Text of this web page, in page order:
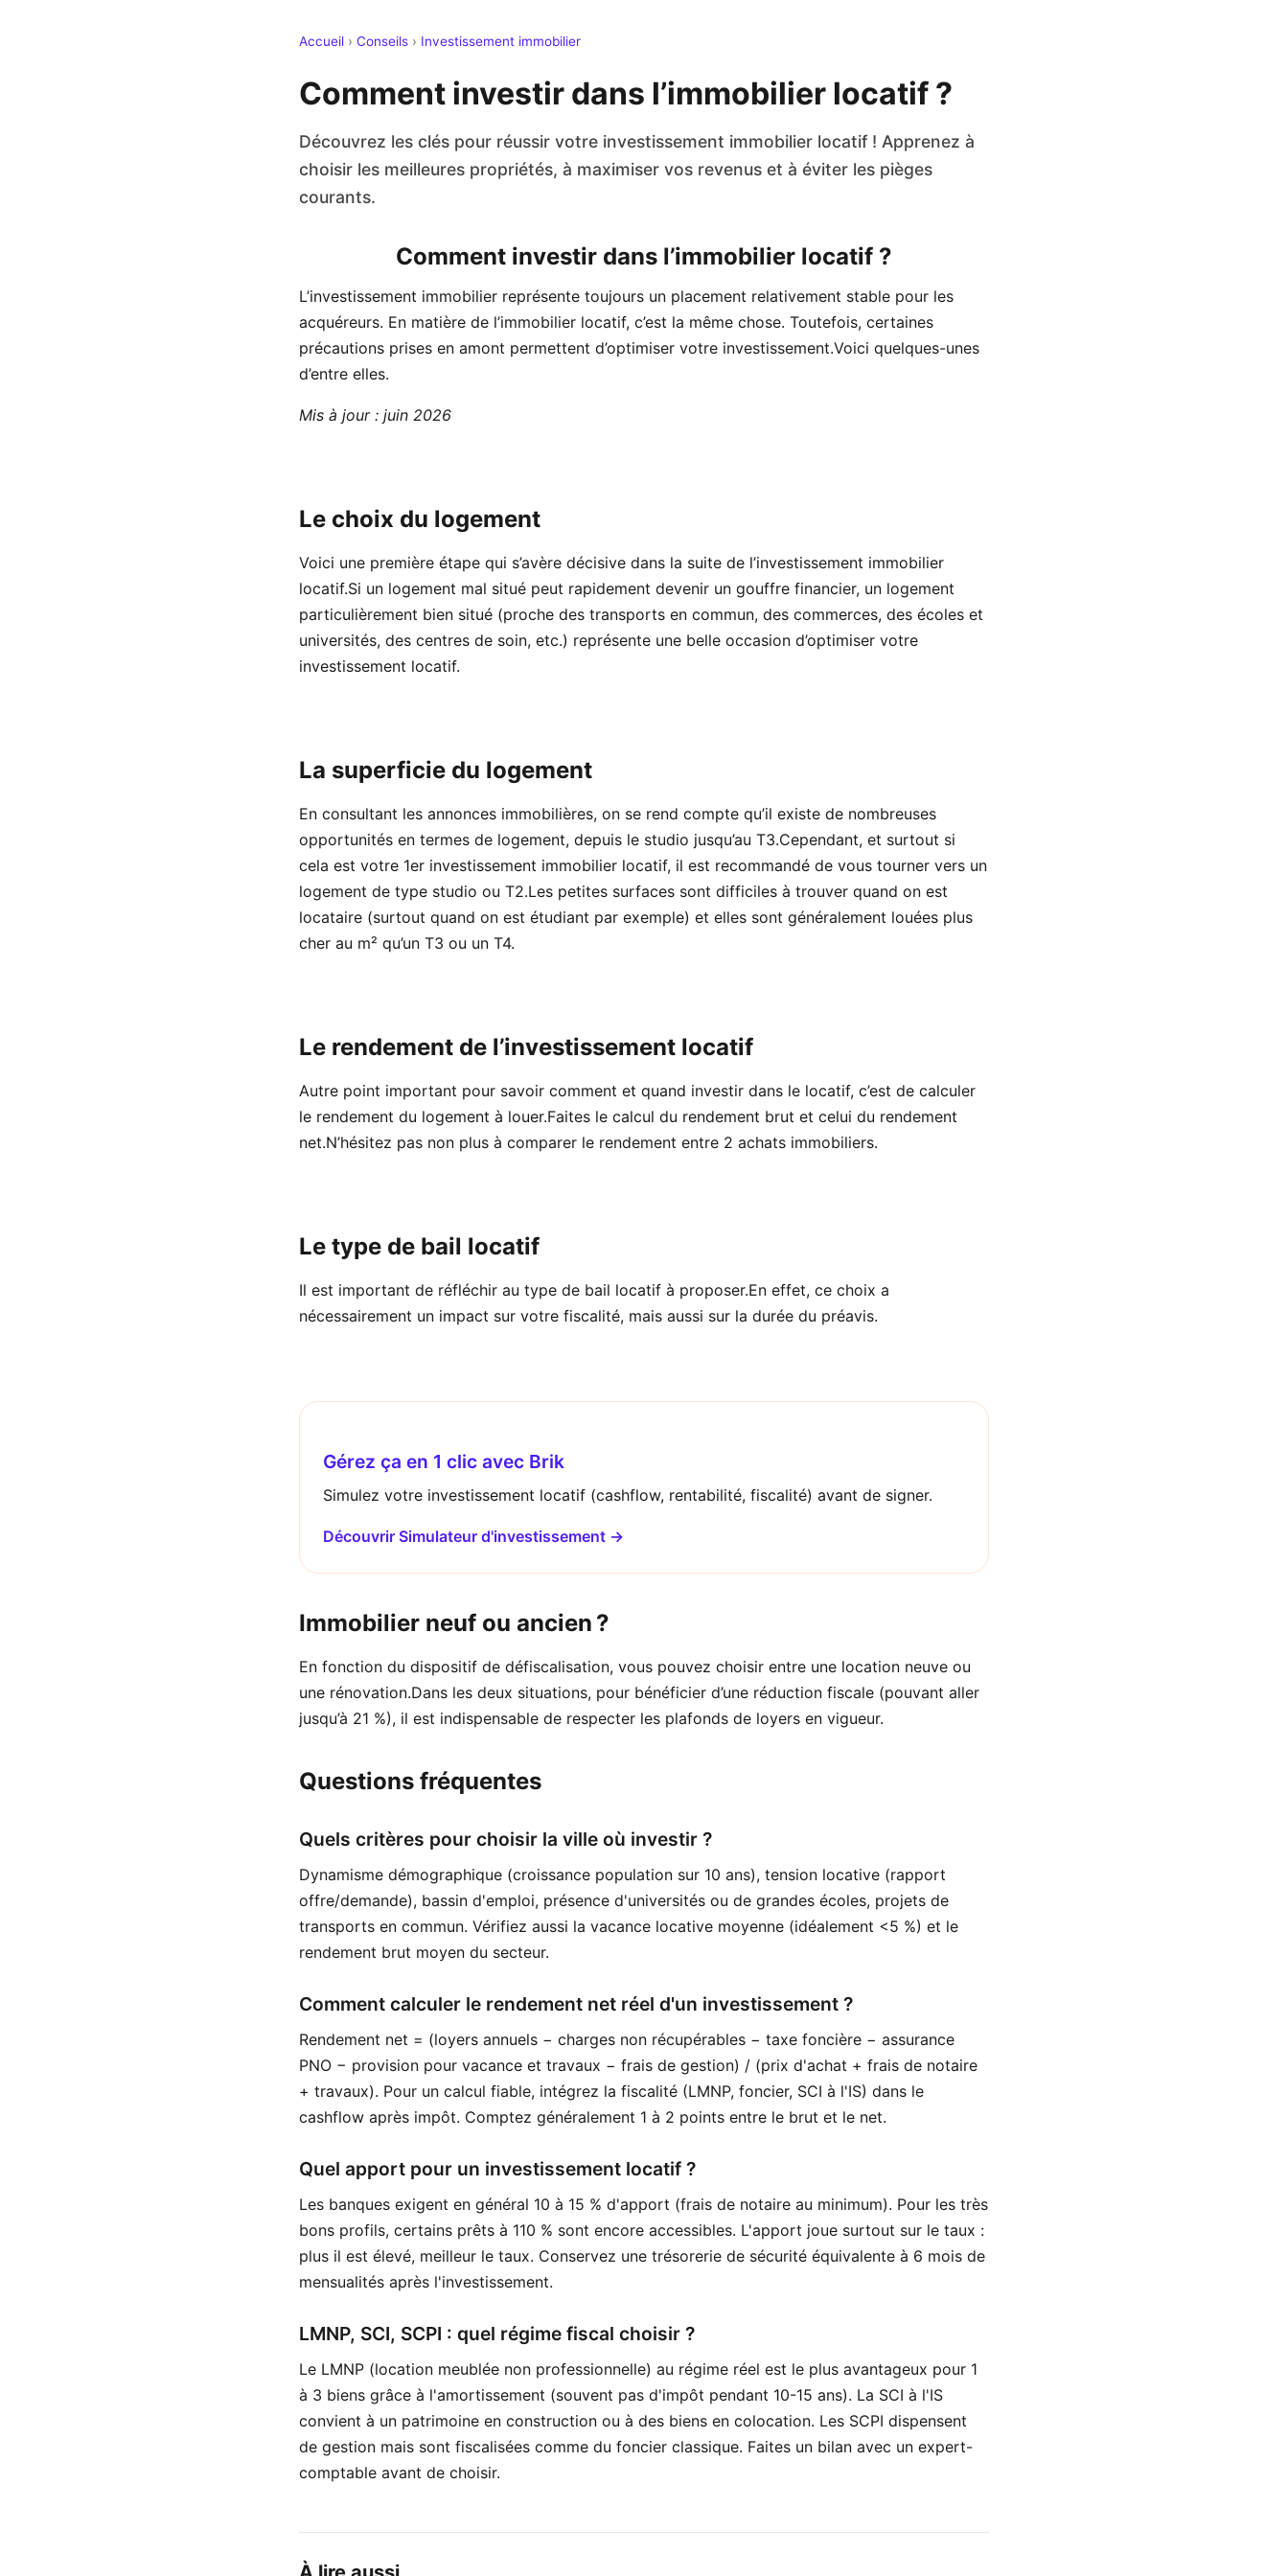
Accueil › Conseils › Investissement immobilier
Comment investir dans l’immobilier locatif ?
Découvrez les clés pour réussir votre investissement immobilier locatif ! Apprenez à
choisir les meilleures propriétés, à maximiser vos revenus et à éviter les pièges
courants.
Comment investir dans l’immobilier locatif ?
L’investissement immobilier représente toujours un placement relativement stable pour les
acquéreurs. En matière de l’immobilier locatif, c’est la même chose. Toutefois, certaines
précautions prises en amont permettent d’optimiser votre investissement.Voici quelques-unes
d’entre elles.
Mis à jour : juin 2026
Le choix du logement
Voici une première étape qui s’avère décisive dans la suite de l’investissement immobilier
locatif.Si un logement mal situé peut rapidement devenir un gouffre financier, un logement
particulièrement bien situé (proche des transports en commun, des commerces, des écoles et
universités, des centres de soin, etc.) représente une belle occasion d’optimiser votre
investissement locatif.
La superficie du logement
En consultant les annonces immobilières, on se rend compte qu’il existe de nombreuses
opportunités en termes de logement, depuis le studio jusqu’au T3.Cependant, et surtout si
cela est votre 1er investissement immobilier locatif, il est recommandé de vous tourner vers un
logement de type studio ou T2.Les petites surfaces sont difficiles à trouver quand on est
locataire (surtout quand on est étudiant par exemple) et elles sont généralement louées plus
cher au m² qu’un T3 ou un T4.
Le rendement de l’investissement locatif
Autre point important pour savoir comment et quand investir dans le locatif, c’est de calculer
le rendement du logement à louer.Faites le calcul du rendement brut et celui du rendement
net.N’hésitez pas non plus à comparer le rendement entre 2 achats immobiliers.
Le type de bail locatif
Il est important de réfléchir au type de bail locatif à proposer.En effet, ce choix a
nécessairement un impact sur votre fiscalité, mais aussi sur la durée du préavis.
Gérez ça en 1 clic avec Brik
Simulez votre investissement locatif (cashflow, rentabilité, fiscalité) avant de signer.
Découvrir Simulateur d'investissement →
Immobilier neuf ou ancien ?
En fonction du dispositif de défiscalisation, vous pouvez choisir entre une location neuve ou
une rénovation.Dans les deux situations, pour bénéficier d’une réduction fiscale (pouvant aller
jusqu’à 21 %), il est indispensable de respecter les plafonds de loyers en vigueur.
Questions fréquentes
Quels critères pour choisir la ville où investir ?
Dynamisme démographique (croissance population sur 10 ans), tension locative (rapport
offre/demande), bassin d'emploi, présence d'universités ou de grandes écoles, projets de
transports en commun. Vérifiez aussi la vacance locative moyenne (idéalement <5 %) et le
rendement brut moyen du secteur.
Comment calculer le rendement net réel d'un investissement ?
Rendement net = (loyers annuels − charges non récupérables − taxe foncière − assurance
PNO − provision pour vacance et travaux − frais de gestion) / (prix d'achat + frais de notaire
+ travaux). Pour un calcul fiable, intégrez la fiscalité (LMNP, foncier, SCI à l'IS) dans le
cashflow après impôt. Comptez généralement 1 à 2 points entre le brut et le net.
Quel apport pour un investissement locatif ?
Les banques exigent en général 10 à 15 % d'apport (frais de notaire au minimum). Pour les très
bons profils, certains prêts à 110 % sont encore accessibles. L'apport joue surtout sur le taux :
plus il est élevé, meilleur le taux. Conservez une trésorerie de sécurité équivalente à 6 mois de
mensualités après l'investissement.
LMNP, SCI, SCPI : quel régime fiscal choisir ?
Le LMNP (location meublée non professionnelle) au régime réel est le plus avantageux pour 1
à 3 biens grâce à l'amortissement (souvent pas d'impôt pendant 10-15 ans). La SCI à l'IS
convient à un patrimoine en construction ou à des biens en colocation. Les SCPI dispensent
de gestion mais sont fiscalisées comme du foncier classique. Faites un bilan avec un expert-
comptable avant de choisir.